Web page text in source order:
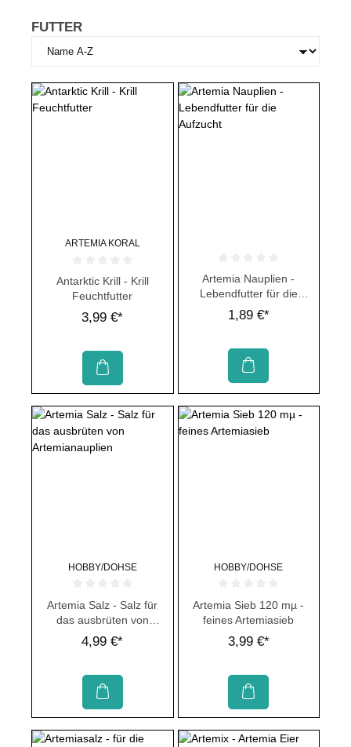
FUTTER
ARTEMIA KORAL
Durchschnittliche Bewertung von 0 von 5 Sternen
Antarktic Krill - Krill
Feuchtfutter
3,99 €*
Durchschnittliche Bewertung von
Artemia Nauplien -
Lebendfutter für die
Aufzucht
1,89 €*
HOBBY/DOHSE
Durchschnittliche Bewertung von 0 von 5 Sternen
Artemia Salz - Salz für
das ausbrüten von
Artemianauplien
4,99 €*
HOBBY/DOHSE
Durchschnittliche Bewertung von
Artemia Sieb 120 mµ -
feines Artemiasieb
3,99 €*